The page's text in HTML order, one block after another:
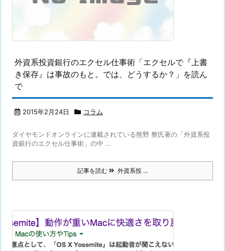
外資系投資銀行のエクセル仕事術「エクセルで『上書
き保存』は事故のもと。では、どうするか？」を読ん
で
2015年2月24日 コラム
ダイヤモンドオンラインに連載されている熊野 整氏著の「外資系投
資銀行のエクセル仕事術」の中 ...
記事を読む 外資系投 ...